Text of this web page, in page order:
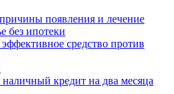
появления и лечение
без ипотеки
средство против
кредит на два месяца